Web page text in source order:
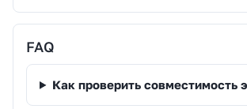
FAQ
Как проверить совместимость